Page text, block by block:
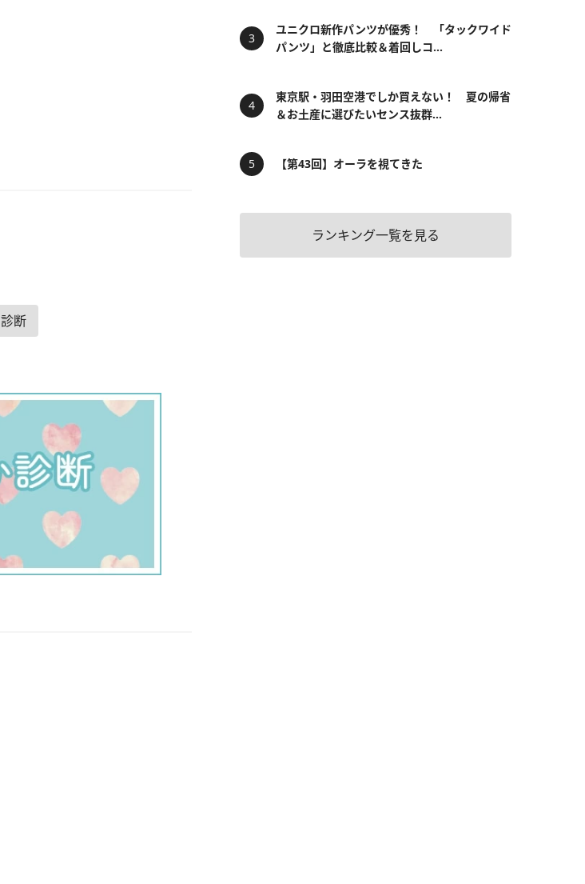
診断
ユニクロ新作パンツが優秀！ 「タックワイド
パンツ」と徹底比較＆着回しコ...
東京駅・羽田空港でしか買えない！ 夏の帰省
＆お土産に選びたいセンス抜群...
【第43回】オーラを視てきた
ランキング一覧を見る